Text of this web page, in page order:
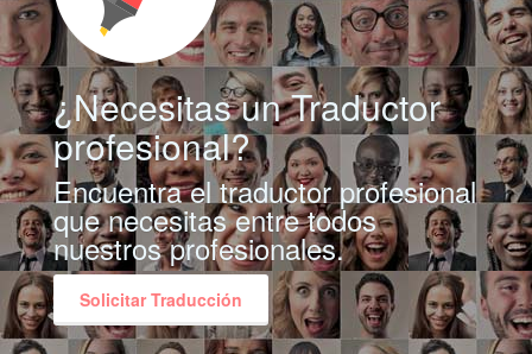
¿Necesitas un Traductor
profesional?
Encuentra el traductor profesional
que necesitas entre todos
nuestros profesionales.
Solicitar Traducción